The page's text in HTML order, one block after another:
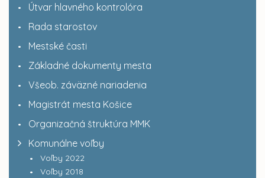
Útvar hlavného kontrolóra
Rada starostov
Mestské časti
Základné dokumenty mesta
Všeob. záväzné nariadenia
Magistrát mesta Košice
Organizačná štruktúra MMK
Komunálne voľby
Voľby 2022
Voľby 2018